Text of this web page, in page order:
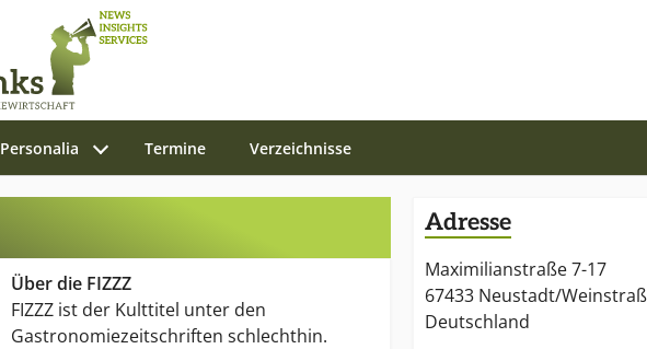
Personalia Termine Verzeichnisse
Über die FIZZZ
FIZZZ ist der Kulttitel unter den
Gastronomiezeitschriften schlechthin.
Adresse
Maximilianstraße 7-17
67433 Neustadt/
Deutschland